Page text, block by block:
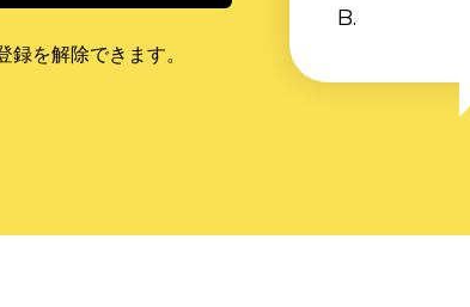
を解除できます。
B.